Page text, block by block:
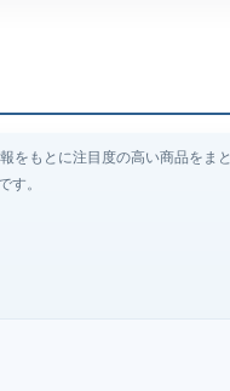
もとに注目度の高い商品をまと
す。